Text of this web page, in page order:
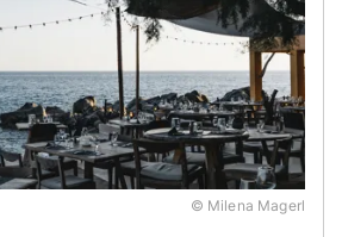
© Milena Magerl